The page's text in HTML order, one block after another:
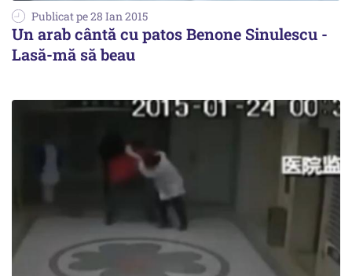
Publicat pe 28 Ian 2015
Un arab cântă cu patos Benone Sinulescu -
Lasă-mă să beau